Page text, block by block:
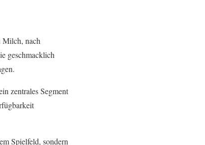
Milch, nach
geschmacklich
zentrales Segment
Spielfeld, sondern